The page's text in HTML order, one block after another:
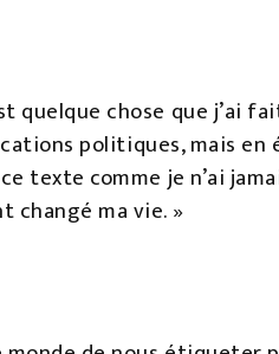
quelque chose que j’ai
politiques, mais en
texte comme je n’ai
changé ma vie. »